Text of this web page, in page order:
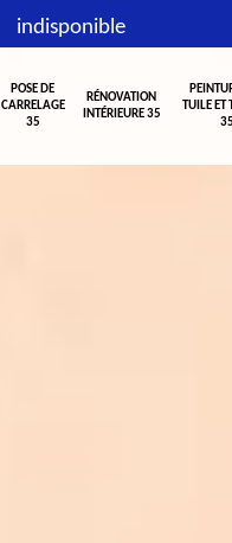
indisponible
POSE DE
CARRELAGE
35
RÉNOVATION
INTÉRIEURE 35
TUILE ET
35